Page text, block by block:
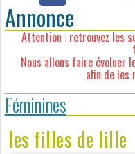
Annonce
Attention : retrouvez les
Nous allons faire évoluer
afin de
Féminines
les filles de lille